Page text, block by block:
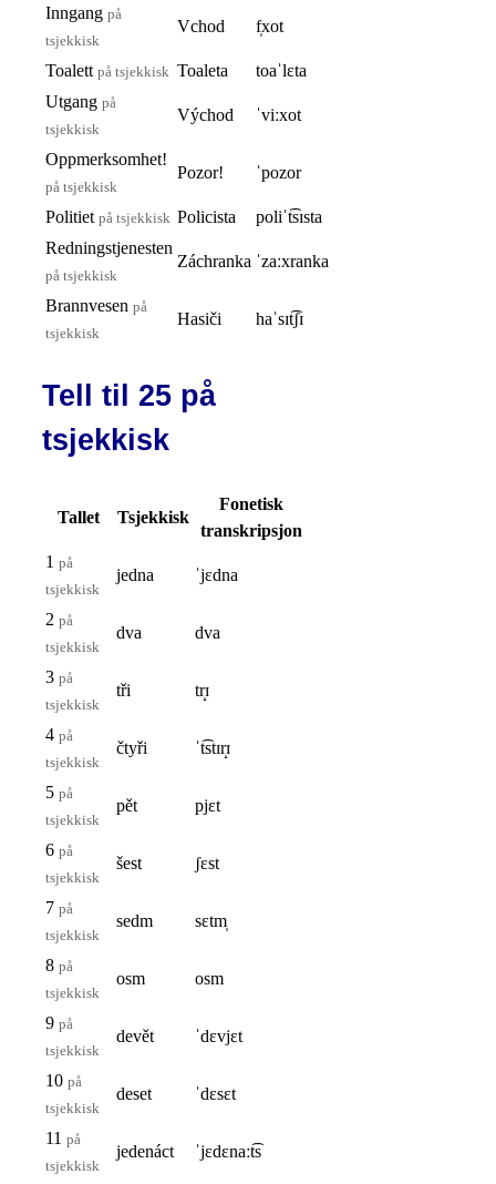
Inngang på
tsjekkisk
Vchod f̩xot
Toalett på tsjekkisk Toaleta
toaˈlɛta
Utgang på
tsjekkisk
Východ ˈviːxot
Oppmerksomhet!
på tsjekkisk
Pozor! ˈpozor
Politiet på tsjekkisk Policista
poliˈt͡sɪsta
Redningstjenesten
på tsjekkisk
Záchranka ˈzaːxranka
Brannvesen på
tsjekkisk
Hasiči haˈsɪt͡ʃɪ
Tell til 25 på
tsjekkisk
Tallet Tsjekkisk
Fonetisk
transkripsjon
1 på
tsjekkisk
jedna ˈjɛdna
2 på
tsjekkisk
dva dva
3 på
tsjekkisk
tři tr̝ɪ
4 på
tsjekkisk
čtyři ˈt͡stɪr̝ɪ
5 på
tsjekkisk
pět pjɛt
6 på
tsjekkisk
šest ʃɛst
7 på
tsjekkisk
sedm sɛtm̩
8 på
tsjekkisk
osm osm
9 på
tsjekkisk
devět ˈdɛvjɛt
10 på
tsjekkisk
deset ˈdɛsɛt
11 på
tsjekkisk
jedenáct ˈjɛdɛnaːt͡s